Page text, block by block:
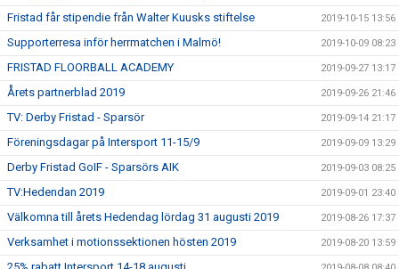
Fristad får stipendie från Walter Kuusks stiftelse 2019-10-15 13:56
Supporterresa inför herrmatchen i Malmö! 2019-10-09 08:23
FRISTAD FLOORBALL ACADEMY 2019-09-27 13:17
Årets partnerblad 2019 2019-09-26 21:46
TV: Derby Fristad - Sparsör 2019-09-14 21:17
Föreningsdagar på Intersport 11-15/9 2019-09-09 13:29
Derby Fristad GoIF - Sparsörs AIK 2019-09-03 08:25
TV:Hedendan 2019 2019-09-01 23:40
Välkomna till årets Hedendag lördag 31 augusti 2019 2019-08-26 17:37
Verksamhet i motionssektionen hösten 2019 2019-08-20 13:59